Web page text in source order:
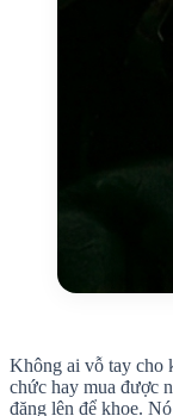
Không ai vỗ tay cho
chức hay mua được
đăng lên để khoe.